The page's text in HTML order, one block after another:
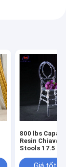
800 lbs
Resin Chiavari
Stools 17.5
cần lắp ráp